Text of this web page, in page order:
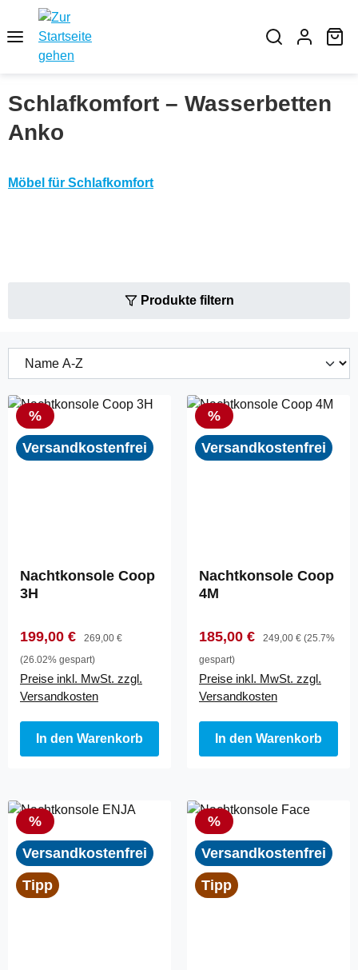
Zum Hauptinhalt springen
Schlafkomfort – Wasserbetten
Anko
Möbel für Schlafkomfort
Produkte filtern
Rabatt
%
Versandkostenfrei
Nachtkonsole Coop
3H
Verkaufspreis:
199,00 € Regulärer Preis:
269,00 €
(26.02% gespart)
Preise inkl. MwSt. zzgl.
Versandkosten
In den Warenkorb
Rabatt
%
Versandkostenfrei
Nachtkonsole Coop
4M
Verkaufspreis:
185,00 € Regulärer Preis:
249,00 € (25.7%
gespart)
Preise inkl. MwSt. zzgl.
Versandkosten
In den Warenkorb
Rabatt
%
Versandkostenfrei
Tipp
Rabatt
%
Versandkostenfrei
Tipp